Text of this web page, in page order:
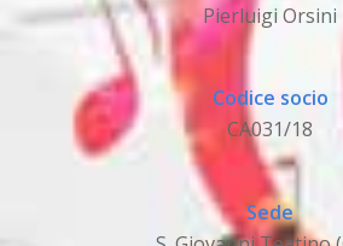
Pierluigi Orsini
Codice socio
CA031/18
Sede